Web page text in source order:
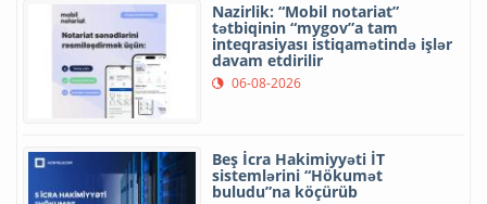
Nazirlik: “Mobil notariat”
tətbiqinin “mygov”a tam
inteqrasiyası istiqamətində işlər
davam etdirilir
06-08-2026
Beş İcra Hakimiyyəti İT
sistemlərini “Hökumət
buludu”na köçürüb